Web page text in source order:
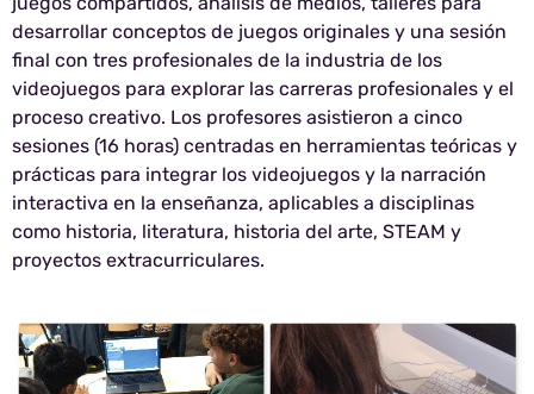
desarrollar conceptos de juegos originales y una sesión
final con tres profesionales de la industria de los
videojuegos para explorar las carreras profesionales y el
proceso creativo. Los profesores asistieron a cinco
sesiones (16 horas) centradas en herramientas teóricas y
prácticas para integrar los videojuegos y la narración
interactiva en la enseñanza, aplicables a disciplinas
como historia, literatura, historia del arte, STEAM y
proyectos extracurriculares.